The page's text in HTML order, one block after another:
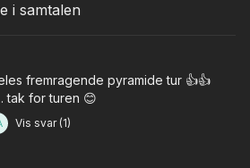
i samtalen
fremragende pyramide tur 👍👍
tak for turen 😊
Vis svar (1)